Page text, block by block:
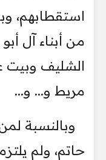
استقطابهم،
من أبناء آل
الشليف وبيت
مريط و... و...
وبالنسبة
حاتم، ولم